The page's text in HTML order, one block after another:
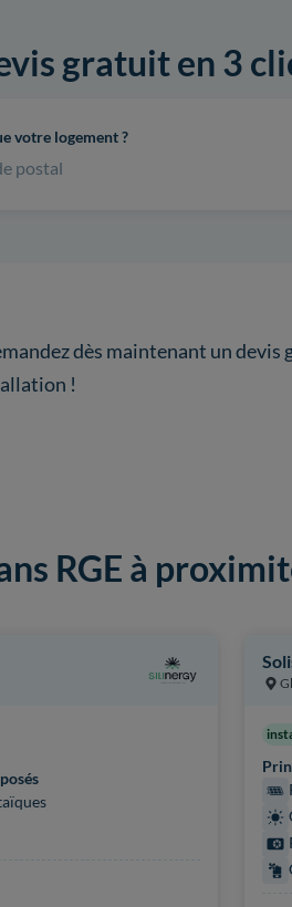
gratuit en 3
votre logement ?
postal
dès maintenant un devis
!
RGE à